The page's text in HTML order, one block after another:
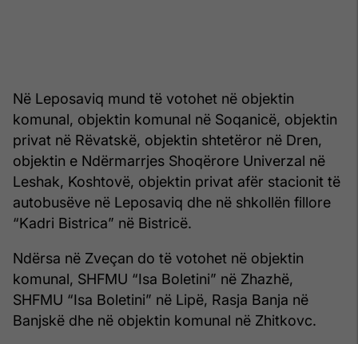
Në Leposaviq mund të votohet në objektin
komunal, objektin komunal në Soqanicë, objektin
privat në Rëvatskë, objektin shtetëror në Dren,
objektin e Ndërmarrjes Shoqërore Univerzal në
Leshak, Koshtovë, objektin privat afër stacionit të
autobusëve në Leposaviq dhe në shkollën fillore
“Kadri Bistrica” në Bistricë.
Ndërsa në Zveçan do të votohet në objektin
komunal, SHFMU “Isa Boletini” në Zhazhë,
SHFMU “Isa Boletini” në Lipë, Rasja Banja në
Banjskë dhe në objektin komunal në Zhitkovc.